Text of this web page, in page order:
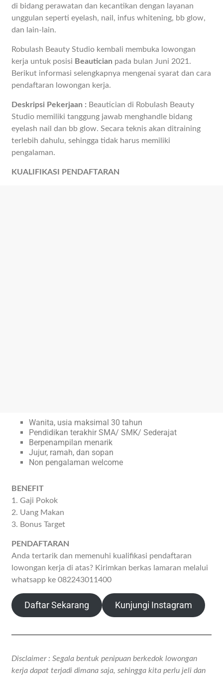
di bidang perawatan dan kecantikan dengan layanan
unggulan seperti eyelash, nail, infus whitening, bb glow,
dan lain-lain.
Robulash Beauty Studio kembali membuka lowongan
kerja untuk posisi Beautician pada bulan Juni 2021.
Berikut informasi selengkapnya mengenai syarat dan cara
pendaftaran lowongan kerja.
Deskripsi Pekerjaan : Beautician di Robulash Beauty
Studio memiliki tanggung jawab menghandle bidang
eyelash nail dan bb glow. Secara teknis akan ditraining
terlebih dahulu, sehingga tidak harus memiliki
pengalaman.
KUALIFIKASI PENDAFTARAN
Wanita, usia maksimal 30 tahun
Pendidikan terakhir SMA/ SMK/ Sederajat
Berpenampilan menarik
Jujur, ramah, dan sopan
Non pengalaman welcome
BENEFIT
1. Gaji Pokok
2. Uang Makan
3. Bonus Target
PENDAFTARAN
Anda tertarik dan memenuhi kualifikasi pendaftaran
lowongan kerja di atas? Kirimkan berkas lamaran melalui
whatsapp ke 082243011400
Daftar Sekarang Kunjungi Instagram
Disclaimer : Segala bentuk penipuan berkedok lowongan
kerja dapat terjadi dimana saja, sehingga kita perlu jeli dan